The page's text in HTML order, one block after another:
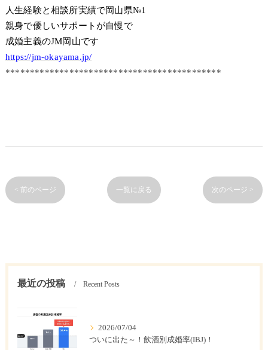
人生経験と相談所実績で岡山県№1
親身で優しいサポートが自慢で
成婚主義のJM岡山です
https://jm-okayama.jp/
********************************************
< 前のページ 一覧に戻る 次のページ >
最近の投稿 Recent Posts
2026/07/04
ついに出た～！飲酒別成婚率(IBJ)！